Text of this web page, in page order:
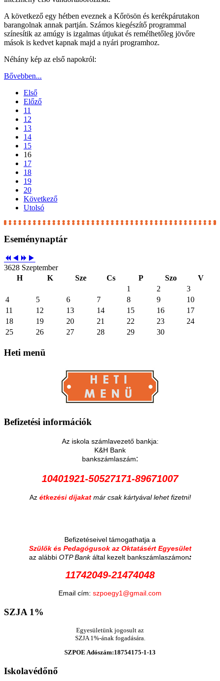
A következő egy hétben eveznek a Kőrösön és kerékpárutakon
barangolnak annak partján. Számos kiegészítő programmal
színesítik az amúgy is izgalmas útjukat és remélhetőleg jövőre
mások is kedvet kapnak majd a nyári programhoz.
Néhány kép az első napokról:
Bővebben...
Első
Előző
11
12
13
14
15
16
17
18
19
20
Következő
Utolsó
Eseménynaptár
3628 Szeptember
H
K Sze Cs P Szo
V
1
2
3
4
5 6 7 8 9
10
11
12 13 14 15 16
17
18
19 20 21 22 23
24
25
26 27 28 29 30
Heti menü
Befizetési információk
Az iskola számlavezető bankja:
K&H Bank
bankszámlaszám:
10401921-50527171-89671007
Az étkezési díjakat már csak kártyával lehet fizetni!
Befizetéseivel támogathatja a
Szülők és Pedagógusok az Oktatásért Egyesület
az alábbi OTP Bankáltal kezelt bankszámlaszámon:
11742049-21474048
Email cím: szpoegy1@gmail.com
SZJA 1%
Egyesületünk jogosult az
SZJA 1%-ának fogadására.
SZPOE Adószám:18754175-1-13
Iskolavédőnő